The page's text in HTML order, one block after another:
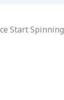
Start Spinning